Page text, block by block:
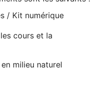
/ Kit numérique
cours et la
milieu naturel